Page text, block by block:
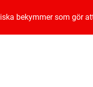
bekymmer som gör